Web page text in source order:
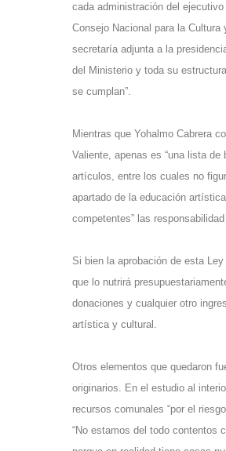
cada administración del
Consejo Nacional para la
secretaría adjunta a la
del Ministerio y toda su
se cumplan”.
Mientras que Yohalmo Cabrera
Valiente, apenas es “una lista
artículos, entre los cuales no
apartado de la educación
competentes” las
Si bien la aprobación de esta
que lo nutrirá
donaciones y cualquier otro
artística y cultural.
Otros elementos que quedaron
originarios. En el estudio al
recursos comunales “por el
“No estamos del todo contentos